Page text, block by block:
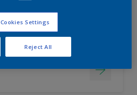
Couleur Hautement Durable
Cookies Settings
Reject All